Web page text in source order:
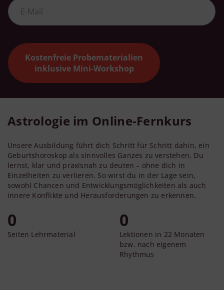
Kostenfreie Probematerialien
inklusive Mini-Workshop
Astrologie im Online-Fernkurs
Unsere Ausbildung führt dich Schritt für Schritt dahin, ein
Geburtshoroskop als sinnvolles Ganzes zu verstehen. Du
lernst, klar und praxisnah zu deuten – ohne dich in
Einzelheiten zu verlieren. So wirst du in der Lage sein,
sowohl Chancen und Entwicklungsmöglichkeiten als auch
innere Konflikte und Herausforderungen zu erkennen.
0
Seiten Lehrmaterial
0
Lektionen in 22 Monaten
bzw. nach eigenem
Rhythmus